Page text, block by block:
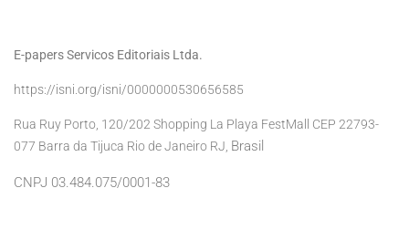
E-papers Servicos Editoriais Ltda.
https://isni.org/isni/0000000530656585
Rua Ruy Porto, 120/202 Shopping La Playa FestMall CEP 22793-
077 Barra da Tijuca Rio de Janeiro RJ, Brasil
CNPJ 03.484.075/0001-83